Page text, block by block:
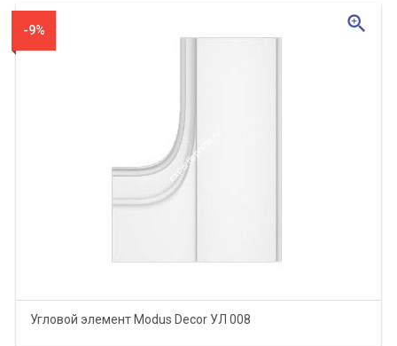
-9%
Угловой элемент Modus Decor УЛ 008
zoom_in